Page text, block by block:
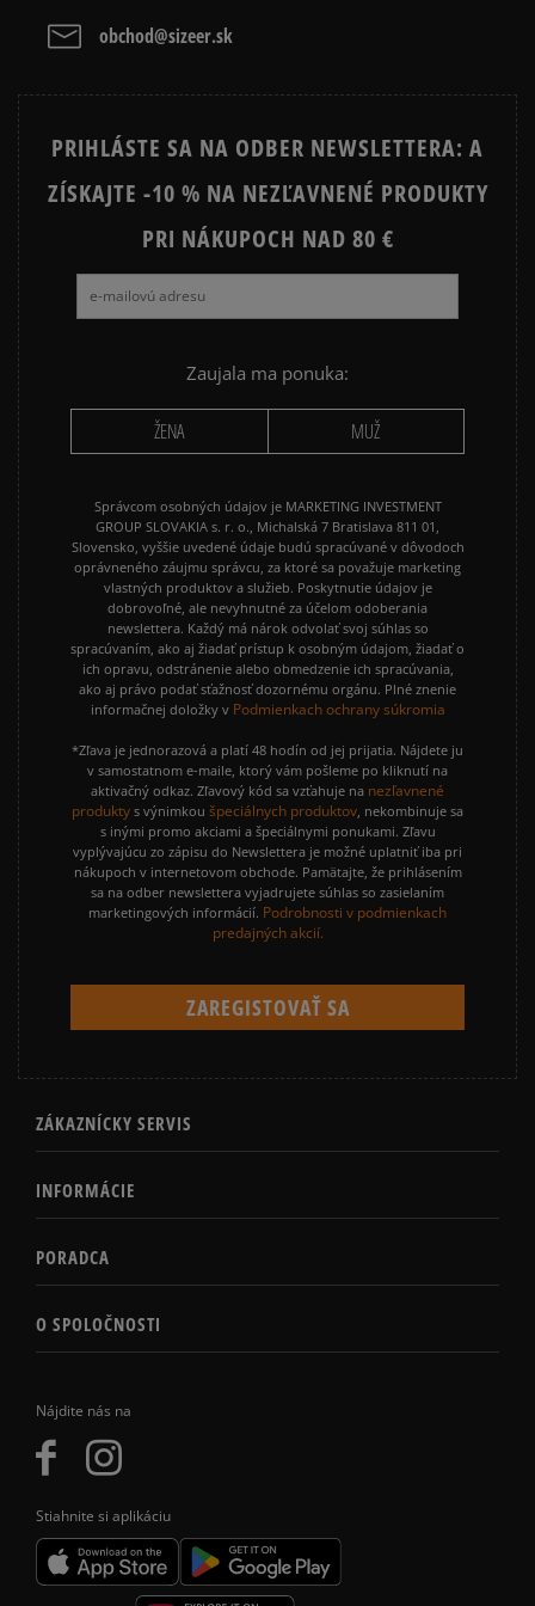
obchod@sizeer.sk
Nájdite nás na
Stiahnite si aplikáciu
PRIHLÁSTE SA NA ODBER NEWSLETTERA: A
ZÍSKAJTE -10 % NA NEZĽAVNENÉ PRODUKTY
PRI NÁKUPOCH NAD 80 €
Zaujala ma ponuka:
ŽENA MUŽ
Správcom osobných údajov je MARKETING INVESTMENT
GROUP SLOVAKIA s. r. o., Michalská 7 Bratislava 811 01,
Slovensko, vyššie uvedené údaje budú spracúvané v dôvodoch
oprávneného záujmu správcu, za ktoré sa považuje marketing
vlastných produktov a služieb. Poskytnutie údajov je
dobrovoľné, ale nevyhnutné za účelom odoberania
newslettera. Každý má nárok odvolať svoj súhlas so
spracúvaním, ako aj žiadať prístup k osobným údajom, žiadať o
ich opravu, odstránenie alebo obmedzenie ich spracúvania,
ako aj právo podať sťažnosť dozornému orgánu. Plné znenie
informačnej doložky v Podmienkach ochrany súkromia
*Zľava je jednorazová a platí 48 hodín od jej prijatia. Nájdete ju
v samostatnom e-maile, ktorý vám pošleme po kliknutí na
aktivačný odkaz. Zľavový kód sa vzťahuje na nezľavnené
produkty s výnimkou špeciálnych produktov , nekombinuje sa
s inými promo akciami a špeciálnymi ponukami. Zľavu
vyplývajúcu zo zápisu do Newslettera je možné uplatniť iba pri
nákupoch v internetovom obchode. Pamätajte, že prihlásením
sa na odber newslettera vyjadrujete súhlas so zasielaním
marketingových informácií. Podrobnosti v podmienkach
predajných akcií.
ZÁKAZNÍCKY SERVIS
INFORMÁCIE
PORADCA
O SPOLOČNOSTI